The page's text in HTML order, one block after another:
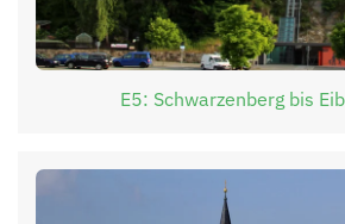
E5: Schwarzenberg bis